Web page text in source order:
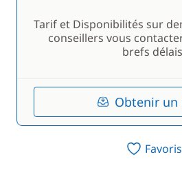
Tarif et Disponibilités sur
conseillers vous
brefs
Obtenir un
Favoris